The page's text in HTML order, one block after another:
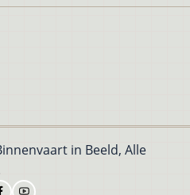
in Beeld, Alle